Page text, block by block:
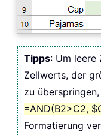
Tipps: Um leere
Zellwerts, der
zu
=AND(B2>C2,
Formatierung